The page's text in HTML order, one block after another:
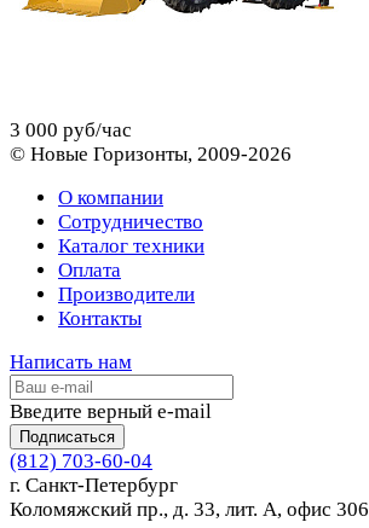
3 000 руб/час
© Новые Горизонты, 2009-2026
О компании
Сотрудничество
Каталог техники
Оплата
Производители
Контакты
Написать нам
Введите верный e-mail
Подписаться
(812) 703-60-04
г. Санкт-Петербург
Коломяжский пр., д. 33, лит. А, офис 306